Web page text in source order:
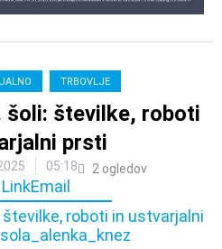
TRBOVLJE
šoli: številke, roboti
prsti
05:18 2 ogledov
Email